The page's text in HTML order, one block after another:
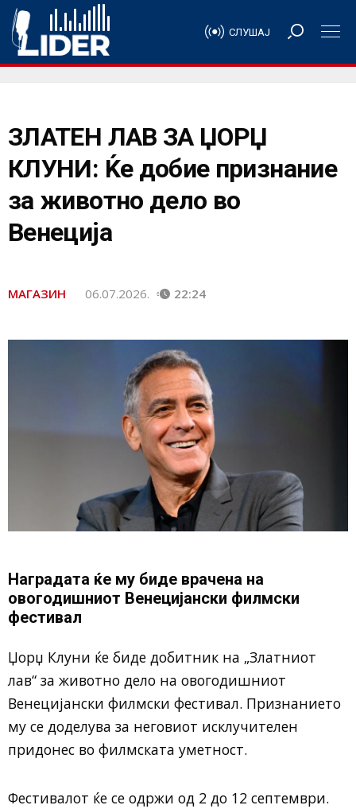
СЛУШАЈ
ЗЛАТЕН ЛАВ ЗА ЏОРЏ
КЛУНИ: Ќе добие признание
за животно дело во
Венеција
МАГАЗИН 06.07.2026. 22:24
Наградата ќе му биде врачена на
овогодишниот Венецијански филмски
фестивал
Џорџ Клуни ќе биде добитник на „Златниот
лав“ за животно дело на овогодишниот
Венецијански филмски фестивал. Признанието
му се доделува за неговиот исклучителен
придонес во филмската уметност.
Фестивалот ќе се одржи од 2 до 12 септември.